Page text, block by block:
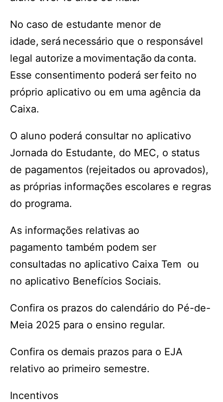
No caso de estudante menor de
idade, será necessário que o responsável
legal autorize a movimentação da conta.
Esse consentimento poderá ser feito no
próprio aplicativo ou em uma agência da
Caixa.
O aluno poderá consultar no aplicativo
Jornada do Estudante, do MEC, o status
de pagamentos (rejeitados ou aprovados),
as próprias informações escolares e regras
do programa.
As informações relativas ao
pagamento também podem ser
consultadas no aplicativo Caixa Tem ou
no aplicativo Benefícios Sociais.
Confira os prazos do calendário do Pé-de-
Meia 2025 para o ensino regular.
Confira os demais prazos para o EJA
relativo ao primeiro semestre.
Incentivos